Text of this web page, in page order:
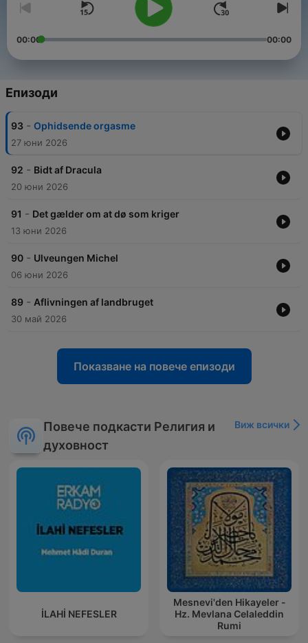
00:00 00:00
Епизоди
93 - Ophidsende orgasme
27 юни 2026
92 - Bidt af Dracula
20 юни 2026
91 - Det gælder om at dø som kriger
13 юни 2026
90 - Ulveungen Michel
06 юни 2026
89 - Aflivningen af landbruget
30 май 2026
Показване на повече епизоди
Повече подкасти Религия и
духовност
Виж всички
İLAHİ NEFESLER
Mesnevi'den Hikayeler -
Hz. Mevlana Celaleddin
Rumi